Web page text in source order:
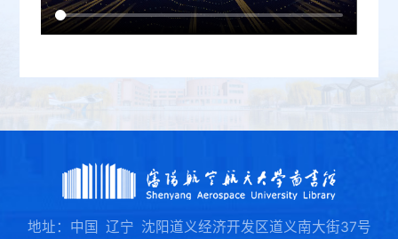
地址：中国 辽宁 沈阳道义经济开发区道义南大街37号